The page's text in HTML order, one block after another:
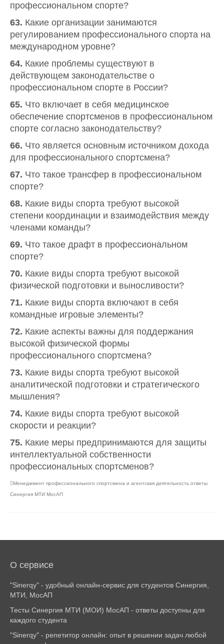
профессиональном спорте?
63. Какие организации занимаются
регулированием профессионального спорта на
международном уровне?
64. Какие проблемы существуют в
действующем законодательстве о
профессиональном спорте в России?
65. Что включает в себя медицинское
обеспечение спортсменов в профессиональном
спорте согласно законодательству?
66. Что является основным источником дохода
для профессионального спортсмена?
67. Что такое трансфер в профессиональном
спорте?
68. Какие виды спорта требуют высокой
степени координации и взаимодействия между
членами команды?
69. Что такое драфт в профессиональном
спорте?
70. Какие виды спорта требуют высокой
физической подготовки и выносливости?
71. Какие виды спорта включают в себя
командные игровые элементы?
72. Какие аспекты важны для поддержания
высокой физической формы
профессионального спортсмена?
73. Какие виды спорта требуют высокой
аналитической подготовки и стратегического
мышления?
74. Какие виды спорта требуют высокой
скорости и реакции?
75. Какие меры предпринимаются для защиты
интеллектуальной собственности
профессиональных спортсменов?
Менеджмент профессионального спортсмена и агентская деятельность ответы
Синергия МТИ МосАП
О сервисе
"Sinerqy" - удобный онлайн-сервис для студентов Синергия,
МТИ, МосАП
Тесты Синергия МТИ (МОИ) МосАП - ответы доступны для
каждого студента
"Sinerqy" - репетитор онлайн: опыт в решении задач любой